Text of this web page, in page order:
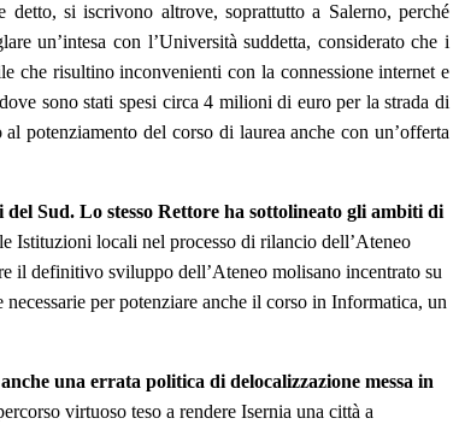
si iscrivono altrove, soprattutto a Salerno, perché
un’intesa con l’Università suddetta, considerato che i
che risultino inconvenienti con la connessione internet e
sono stati spesi circa 4 milioni di euro per la strada di
potenziamento del corso di laurea anche con un’offerta
Sud. Lo stesso Rettore ha sottolineato gli ambiti di
Istituzioni locali nel processo di rilancio dell’Ateneo
il definitivo sviluppo dell’Ateneo molisano incentrato su
per potenziare anche il corso in Informatica, un
una errata politica di delocalizzazione messa in
virtuoso teso a rendere Isernia una città a